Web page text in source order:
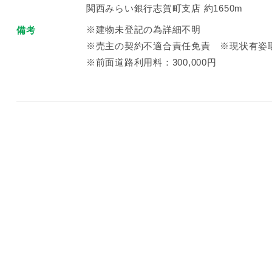
関西みらい銀行志賀町支店 約1650m
備考
※建物未登記の為詳細不明
※売主の契約不適合責任免責 ※現状有姿
※前面道路利用料：300,000円